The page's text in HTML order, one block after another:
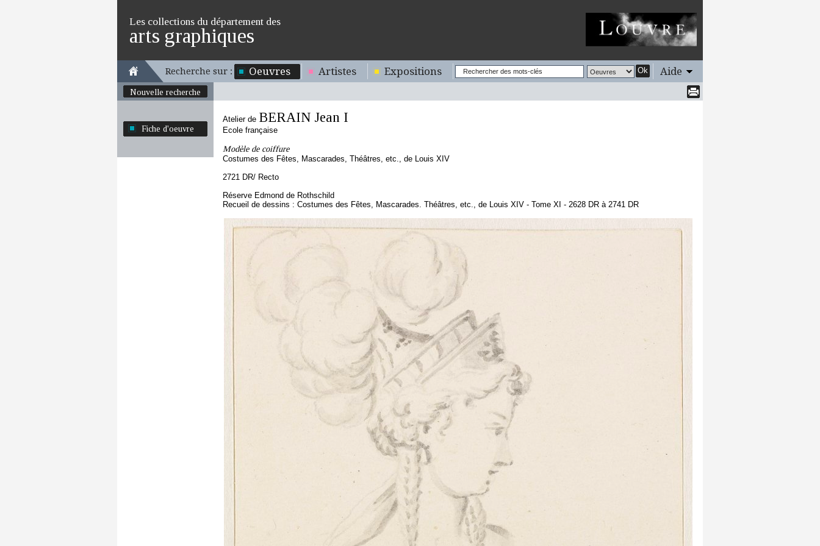
Les collections du département des
arts graphiques
Recherche sur : Oeuvres Artistes Expositions Ok Aide
Nouvelle recherche
Fiche d'oeuvre
Atelier de BERAIN Jean I
Ecole française
Modèle de coiffure
Costumes des Fêtes, Mascarades, Théâtres, etc., de Louis XIV
2721 DR/ Recto
Réserve Edmond de Rothschild
Recueil de dessins : Costumes des Fêtes, Mascarades. Théâtres, etc., de Louis XIV - Tome XI - 2628 DR à 2741 DR